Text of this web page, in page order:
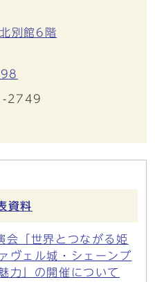
別館6階
2749
資料
会「世界とつながる姫
ヴェル城・シェーンブ
力」の開催について